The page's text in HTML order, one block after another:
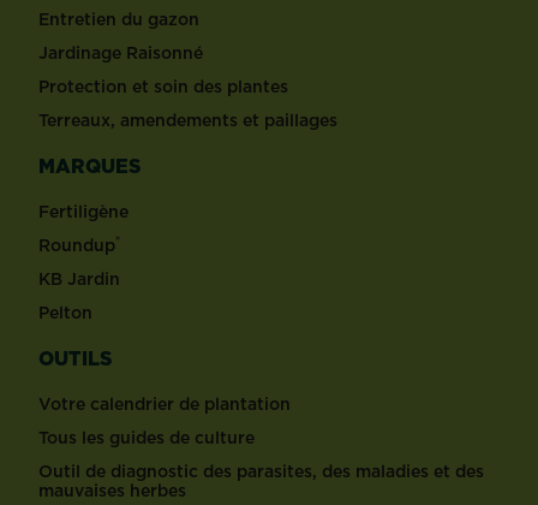
Entretien du gazon
Jardinage Raisonné
Protection et soin des plantes
Terreaux, amendements et paillages
MARQUES
Fertiligène
Roundup®
KB Jardin
Pelton
OUTILS
Votre calendrier de plantation
Tous les guides de culture
Outil de diagnostic des parasites, des maladies et des
mauvaises herbes